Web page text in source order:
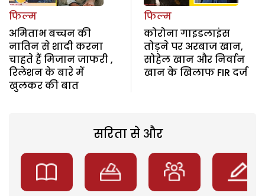
फिल्म
अमिताभ बच्चन की
नातिन से शादी करना
चाहते हैं मिजान जाफरी ,
रिलेशन के बारे में
खुलकर की बात
फिल्म
कोरोना गाइडलाइंस
तोड़ने पर अरबाज खान,
सोहेल खान और निर्वान
खान के खिलाफ FIR दर्ज
सरिता से और